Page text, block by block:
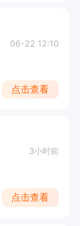
06-22 12:10
点击查看
3小时前
点击查看